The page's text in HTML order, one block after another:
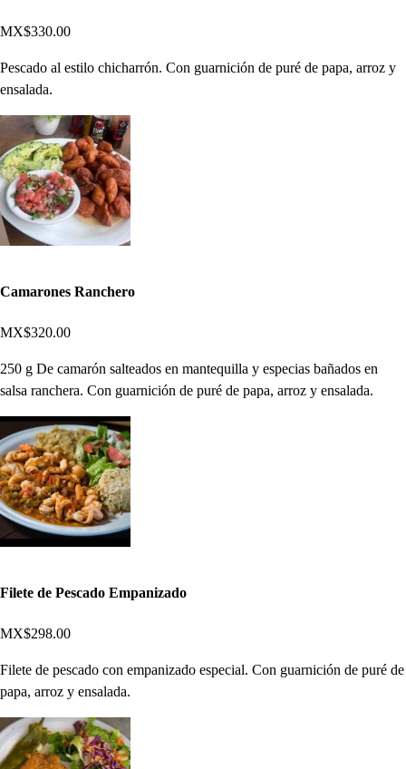
MX$330.00
Pescado al estilo chicharrón. Con guarnición de puré de papa, arroz y
ensalada.
Camarones Ranchero
MX$320.00
250 g De camarón salteados en mantequilla y especias bañados en
salsa ranchera. Con guarnición de puré de papa, arroz y ensalada.
Filete de Pescado Empanizado
MX$298.00
Filete de pescado con empanizado especial. Con guarnición de puré de
papa, arroz y ensalada.